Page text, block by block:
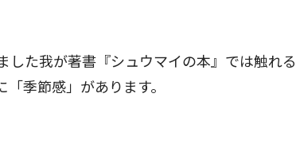
た我が著書『シュウマイの本』では触れる
季節感」があります。